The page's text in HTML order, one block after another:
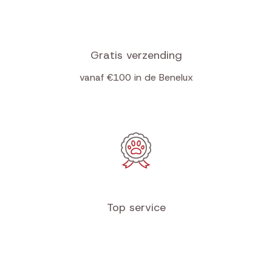
Gratis verzending
vanaf €100 in de Benelux
Top service